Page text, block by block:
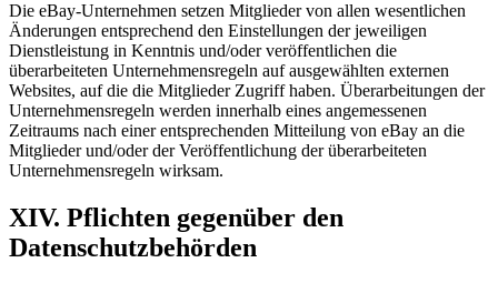
Die eBay-Unternehmen setzen Mitglieder von allen wesentlichen
Änderungen entsprechend den Einstellungen der jeweiligen
Dienstleistung in Kenntnis und/oder veröffentlichen die
überarbeiteten Unternehmensregeln auf ausgewählten externen
Websites, auf die die Mitglieder Zugriff haben. Überarbeitungen der
Unternehmensregeln werden innerhalb eines angemessenen
Zeitraums nach einer entsprechenden Mitteilung von eBay an die
Mitglieder und/oder der Veröffentlichung der überarbeiteten
Unternehmensregeln wirksam.
XIV. Pflichten gegenüber den
Datenschutzbehörden